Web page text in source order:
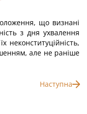
що визнані
з дня ухвалення
неконституційність,
але не раніше
Наступна